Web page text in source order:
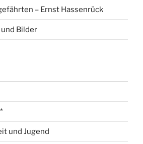
– Ernst Hassenrück
Bilder
und Jugend